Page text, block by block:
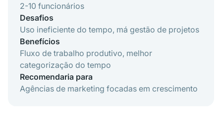
2-10 funcionários
Desafios
Uso ineficiente do tempo, má gestão de projetos
Benefícios
Fluxo de trabalho produtivo, melhor
categorização do tempo
Recomendaria para
Agências de marketing focadas em crescimento